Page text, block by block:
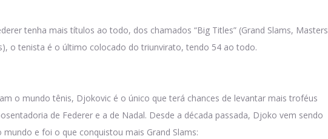
tenha mais títulos ao todo, dos chamados “Big Titles” (Grand Slams, Masters
o tenista é o último colocado do triunvirato, tendo 54 ao todo.
o mundo tênis, Djokovic é o único que terá chances de levantar mais troféus
de Federer e a de Nadal. Desde a década passada, Djoko vem sendo
e foi o que conquistou mais Grand Slams: